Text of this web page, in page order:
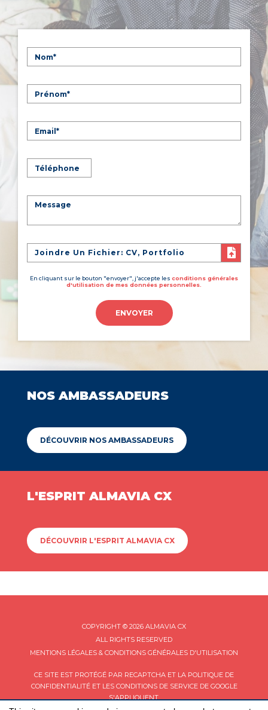
Joindre Un Fichier: CV, Portfolio
En cliquant sur le bouton "envoyer", j'accepte les conditions générales
d'utilisation de mes données personnelles.
ENVOYER
NOS AMBASSADEURS
DÉCOUVRIR NOS AMBASSADEURS
L'ESPRIT ALMAVIA CX
DÉCOUVRIR L'ESPRIT ALMAVIA CX
COPYRIGHT © 2026 ALMAVIA CX
ALL RIGHTS RESERVED
MENTIONS LÉGALES & CONDITIONS GÉNÉRALES D'UTILISATION
CE SITE EST PROTÉGÉ PAR RECAPTCHA ET LA POLITIQUE DE
CONFIDENTIALITÉET LES CONDITIONS DE SERVICEDE GOOGLE
S'APPLIQUENT.